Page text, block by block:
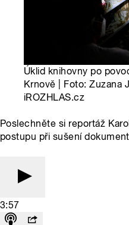
Úklid knihovny po
Krnově | Foto: Zuzana
iROZHLAS.cz
Poslechněte si reportáž
postupu při sušení
3:57